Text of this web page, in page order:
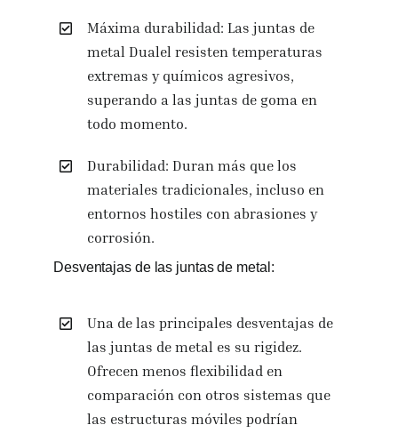
Máxima durabilidad: Las juntas de
metal Dualel resisten temperaturas
extremas y químicos agresivos,
superando a las juntas de goma en
todo momento.
Durabilidad: Duran más que los
materiales tradicionales, incluso en
entornos hostiles con abrasiones y
corrosión.
Desventajas de las juntas de metal:
Una de las principales desventajas de
las juntas de metal es su rigidez.
Ofrecen menos flexibilidad en
comparación con otros sistemas que
las estructuras móviles podrían